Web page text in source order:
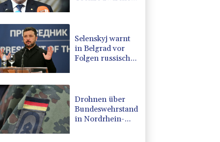
Selenskyj warnt
in Belgrad vor
Folgen russischer
Drohnen über
Bundeswehrstandort
in Nordrhein-